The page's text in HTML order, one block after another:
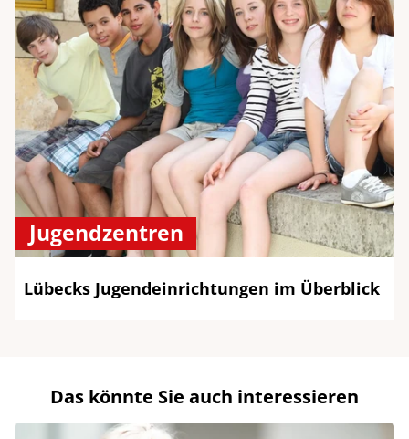
Jugendzentren
Lübecks Jugendeinrichtungen im Überblick
Das könnte Sie auch interessieren